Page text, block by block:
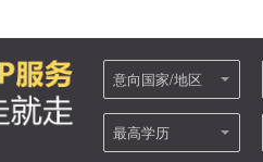
意向国家/地区
最高学历